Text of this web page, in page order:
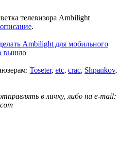
телевизора Ambilight
описание.
Ambilight для мобильного
вышло
Toseter, etc, crac, Shpankov,
в личку, либо на e-mail: